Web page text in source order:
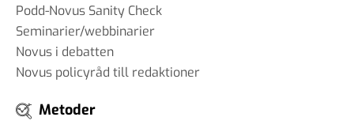
Podd-Novus Sanity Check
Seminarier/webbinarier
Novus i debatten
Novus policyråd till redaktioner
Metoder